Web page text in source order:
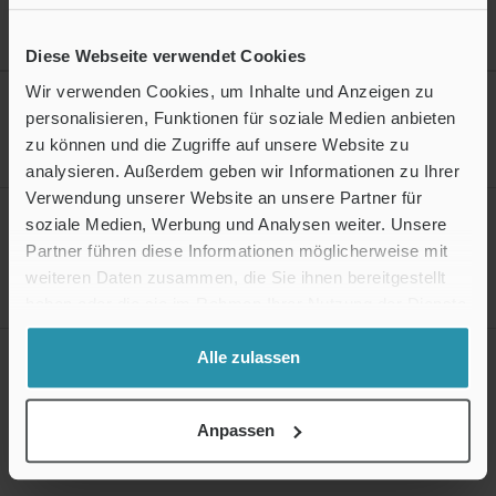
Diese Webseite verwendet Cookies
Wir verwenden Cookies, um Inhalte und Anzeigen zu
personalisieren, Funktionen für soziale Medien anbieten
zu können und die Zugriffe auf unsere Website zu
analysieren. Außerdem geben wir Informationen zu Ihrer
Verwendung unserer Website an unsere Partner für
soziale Medien, Werbung und Analysen weiter. Unsere
Partner führen diese Informationen möglicherweise mit
weiteren Daten zusammen, die Sie ihnen bereitgestellt
gesammelt haben.
Alle zulassen
Anpassen
Stellenbezeichnung
Elektroniker / Mechatroniker (m/w/d)
Operations
26.07.2026
Langen, HE, DE, 63225
HR Payroll Specialist / Personalsachbearbeiter (m/w/d) -
Entgeltabrechnung
Operations
22.07.2026
HR Payroll Specialist/Personalsachbearbeiter (m/w/d) -
Operations